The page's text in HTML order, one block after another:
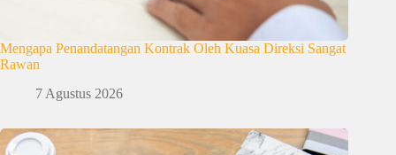
Mengapa Penandatangan Kontrak Oleh Kuasa Direksi Sangat
Rawan
7 Agustus 2026